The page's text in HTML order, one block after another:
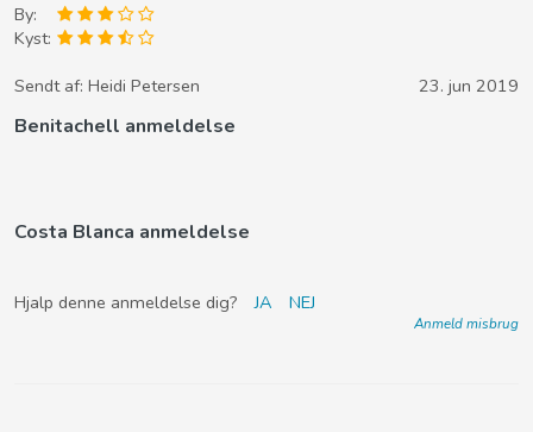
By:
Kyst:
Sendt af: Heidi Petersen 23. jun 2019
Benitachell anmeldelse
Costa Blanca anmeldelse
Hjalp denne anmeldelse dig? JA NEJ
Anmeld misbrug